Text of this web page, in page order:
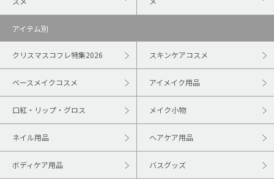
アイテム別
クリスマスコフレ特集2026 スキンケアコスメ
ベースメイクコスメ アイメイク用品
口紅・リップ・グロス メイク小物
ネイル用品 ヘアケア用品
ボディケア用品 バスグッズ